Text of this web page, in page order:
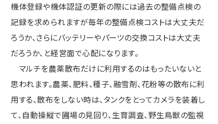
機体登録や機体認証の更新の際には過去の整備点検の
記録を求められますが毎年の整備点検コストは大丈夫だ
ろうか、さらにバッテリーやパーツの交換コストは大丈夫
だろうか、と経営面で心配になります。
マルチを農薬散布だけに利用するのはもったいないと
思われます。農薬、肥料、種子、融雪剤、花粉等の散布に利
用する、散布をしない時は、タンクをとってカメラを装着し
て、自動操縦で圃場の見回り、生育調査、野生鳥獣の監視